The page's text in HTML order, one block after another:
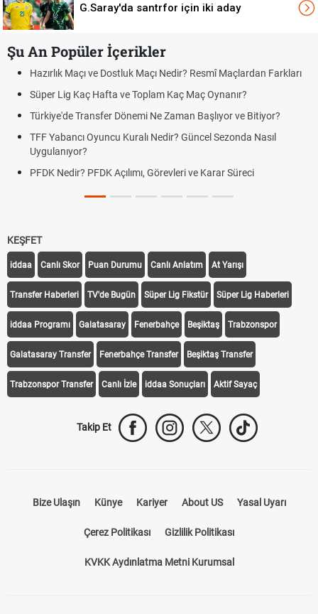
G.Saray'da santrfor için iki aday
Şu An Popüler İçerikler
Maçı Nedir? Resmî Maçlardan Farkları
Toplam Kaç Maç Oynanır?
Ne Zaman Başlıyor ve Bitiyor?
Nedir? Güncel Sezonda Nasıl
Görevleri ve Karar Süreci
Puan Durumunda AG,
Skor Ne Demek?
Futbol Nasıl Oynanır?
Deplasman Golü
DGS Sonuçları Ne
KEŞFET
iddaa Canlı Skor Puan Durumu Canlı Anlatım At Yarışı
Transfer Haberleri TV'de Bugün Süper Lig Fikstür Süper Lig Haberleri
iddaa Programı Galatasaray Fenerbahçe Beşiktaş Trabzonspor
Galatasaray Transfer Fenerbahçe Transfer Beşiktaş Transfer
Trabzonspor Transfer Canlı İzle iddaa Sonuçları Aktif Sayaç